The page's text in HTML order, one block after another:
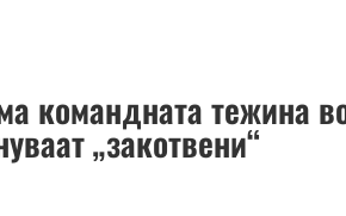
командната тежина
„закотвени“